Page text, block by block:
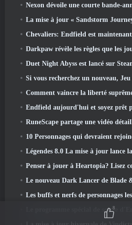
Nexon dévoile une courte bande-annonce du
La mise à jour « Sandstorm Journey » de Crystal Of Atlan
Chevaliers: Endfield est
Darkpaw révèle les règles que les joueurs ont choisies pour le
Duet Night Abyss est lancé sur
Si vous recherchez un nouveau, Jeu de sport compétitif, Le test bêta
Comment vaincre la liberté suprême là
Endfield aujourd'hui et soyez prêt
RuneScape partage une vidéo détaillant « une série
10 Personnages qui devraient
Légendes 8.0 La mise à jour lance la
Penser à jouer à Heartopia? Lisez
Le nouveau Dark Lancer de Blade & Soul Neo arrive juste
Les buffs et nerfs de personnages les
Le programme spécial de sortie d'Endfield fournit des détails
8